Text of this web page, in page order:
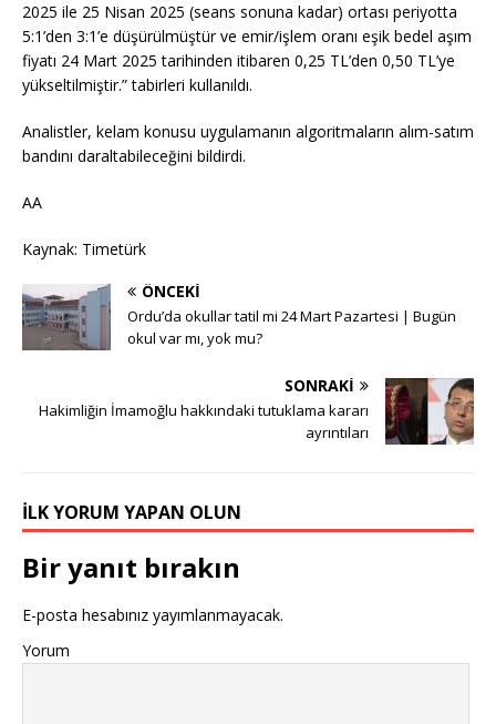
2025 ile 25 Nisan 2025 (seans sonuna kadar) ortası periyotta
5:1’den 3:1’e düşürülmüştür ve emir/işlem oranı eşik bedel aşım
fiyatı 24 Mart 2025 tarihinden itibaren 0,25 TL’den 0,50 TL’ye
yükseltilmiştir.” tabirleri kullanıldı.
Analistler, kelam konusu uygulamanın algoritmaların alım-satım
bandını daraltabileceğini bildirdi.
AA
Kaynak: Timetürk
ÖNCEKI
Ordu’da okullar tatil mi 24 Mart Pazartesi | Bugün
okul var mı, yok mu?
SONRAKI
Hakimliğin İmamoğlu hakkındaki tutuklama kararı
ayrıntıları
İLK YORUM YAPAN OLUN
Bir yanıt bırakın
E-posta hesabınız yayımlanmayacak.
Yorum